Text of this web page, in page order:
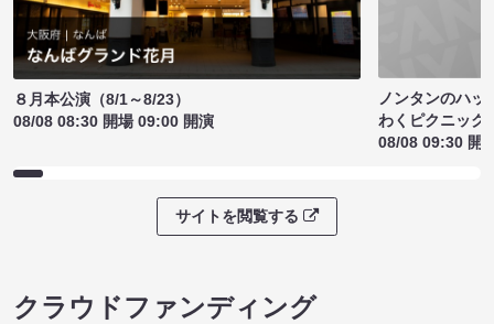
８月本公演（8/1～8/23）
08/08 08:30 開場 09:00 開演
ノンタンのハッ
わくピクニック
08/08 09:30 開
サイトを閲覧する
クラウドファンディング